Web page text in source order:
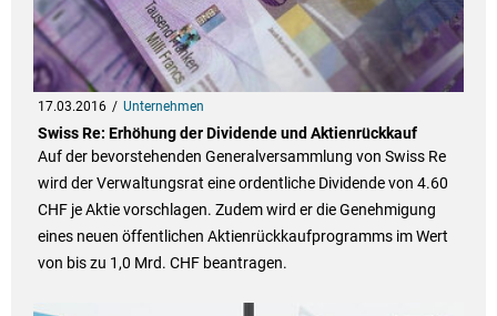
17.03.2016 Unternehmen
Swiss Re: Erhöhung der Dividende und Aktienrückkauf
Auf der bevorstehenden Generalversammlung von Swiss Re
wird der Verwaltungsrat eine ordentliche Dividende von 4.60
CHF je Aktie vorschlagen. Zudem wird er die Genehmigung
eines neuen öffentlichen Aktienrückkaufprogramms im Wert
von bis zu 1,0 Mrd. CHF beantragen.